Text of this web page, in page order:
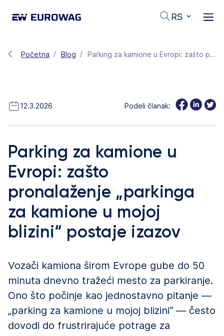
RS
Početna Blog Parking za kamione u Evropi: zašto pronalaženje „parkinga za kamione u mojoj blizini“ postaje izazov
12.3.2026 Podeli članak:
Parking za kamione u
Evropi: zašto
pronalaženje „parkinga
za kamione u mojoj
blizini“ postaje izazov
Vozači kamiona širom Evrope gube do 50
minuta dnevno tražeći mesto za parkiranje.
Ono što počinje kao jednostavno pitanje —
„parking za kamione u mojoj blizini“ — često
dovodi do frustrirajuće potrage za